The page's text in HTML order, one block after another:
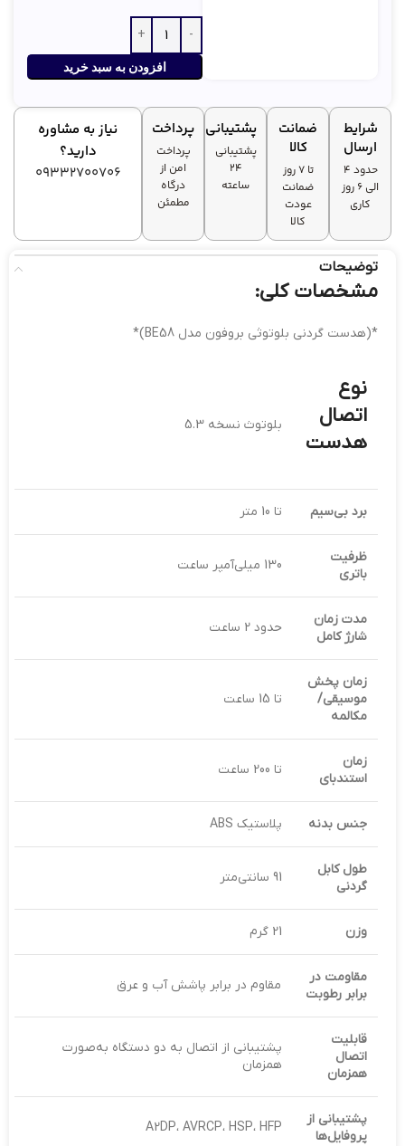
طراحی
ارگونومیک
گردنی 91
سانتی‌متری
برای
استفاده
طولانی‌مدت
مقاومت در
برابر رطوبت
افزودن به سبد خرید
شرایط
ارسال
حدود 4
الی 6 روز
کاری
ضمانت
کالا
تا ۷ روز
ضمانت
عودت
کالا
پشتیبانی
پشتیبانی
۲۴
ساعته
پرداخت
پرداخت
امن از
درگاه
مطمئن
نیاز به مشاوره
دارید؟
09332700706
توضیحات
مشخصات کلی:
*(هدست گردنی بلوتوثی بروفون مدل BE58)*
نوع
اتصال
هدست
بلوتوث نسخه 5.3
برد بی‌سیم تا 10 متر
ظرفیت
باتری
130 میلی‌آمپر ساعت
مدت زمان
شارژ کامل
حدود 2 ساعت
زمان پخش
موسیقی/
مکالمه
تا 15 ساعت
زمان
استندبای
تا 200 ساعت
جنس بدنه پلاستیک ABS
طول کابل
گردنی
91 سانتی‌متر
وزن 21 گرم
مقاومت در
برابر رطوبت
مقاوم در برابر پاشش آب و عرق
قابلیت
اتصال
همزمان
پشتیبانی از اتصال به دو دستگاه به‌صورت
همزمان
پشتیبانی از
پروفایل‌ها
A2DP، AVRCP، HSP، HFP